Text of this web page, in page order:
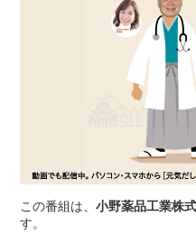
この番組は、小野薬品工業株
す。